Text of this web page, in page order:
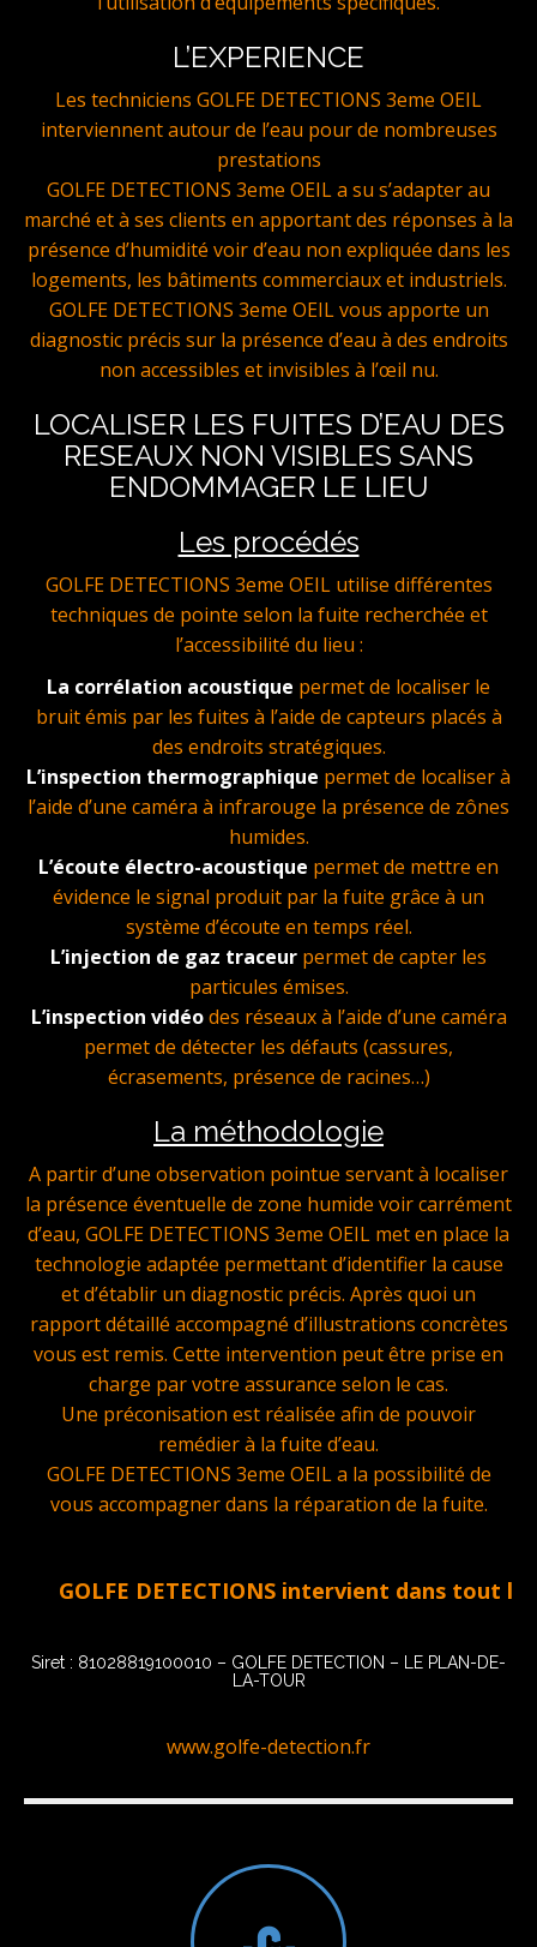
L’EXPERIENCE
Les techniciens GOLFE DETECTIONS 3eme OEIL
interviennent autour de l’eau pour de nombreuses
prestations
GOLFE DETECTIONS 3eme OEIL a su s’adapter au
marché et à ses clients en apportant des réponses à la
présence d’humidité voir d’eau non expliquée dans les
logements, les bâtiments commerciaux et industriels.
GOLFE DETECTIONS 3eme OEIL vous apporte un
diagnostic précis sur la présence d’eau à des endroits
non accessibles et invisibles à l’œil nu.
LOCALISER LES FUITES D’EAU DES
RESEAUX NON VISIBLES SANS
ENDOMMAGER LE LIEU
Les procédés
GOLFE DETECTIONS 3eme OEIL utilise différentes
techniques de pointe selon la fuite recherchée et
l’accessibilité du lieu :
La corrélation acoustique permet de localiser le
bruit émis par les fuites à l’aide de capteurs placés à
des endroits stratégiques.
L’inspection thermographique permet de localiser à
l’aide d’une caméra à infrarouge la présence de zônes
humides.
L’écoute électro-acoustique permet de mettre en
évidence le signal produit par la fuite grâce à un
système d’écoute en temps réel.
L’injection de gaz traceur permet de capter les
particules émises.
L’inspection vidéodes réseaux à l’aide d’une caméra
permet de détecter les défauts (cassures,
écrasements, présence de racines…)
La méthodologie
A partir d’une observation pointue servant à localiser
la présence éventuelle de zone humide voir carrément
d’eau, GOLFE DETECTIONS 3eme OEIL met en place la
technologie adaptée permettant d’identifier la cause
et d’établir un diagnostic précis. Après quoi un
rapport détaillé accompagné d’illustrations concrètes
vous est remis. Cette intervention peut être prise en
charge par votre assurance selon le cas.
Une préconisation est réalisée afin de pouvoir
remédier à la fuite d’eau.
GOLFE DETECTIONS 3eme OEIL a la possibilité de
vous accompagner dans la réparation de la fuite.
GOLFE DETECTIONS intervient dans tout le
Siret : 81028819100010 – GOLFE DETECTION – LE PLAN-DE-
LA-TOUR
www.golfe-detection.fr